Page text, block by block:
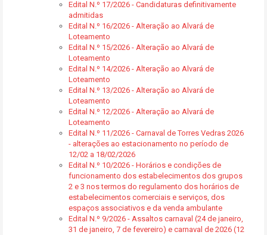
Edital N.º 17/2026 - Candidaturas definitivamente
admitidas
Edital N.º 16/2026 - Alteração ao Alvará de
Loteamento
Edital N.º 15/2026 - Alteração ao Alvará de
Loteamento
Edital N.º 14/2026 - Alteração ao Alvará de
Loteamento
Edital N.º 13/2026 - Alteração ao Alvará de
Loteamento
Edital N.º 12/2026 - Alteração ao Alvará de
Loteamento
Edital N.º 11/2026 - Carnaval de Torres Vedras 2026
- alterações ao estacionamento no período de
12/02 a 18/02/2026
Edital N.º 10/2026 - Horários e condições de
funcionamento dos estabelecimentos dos grupos
2 e 3 nos termos do regulamento dos horários de
estabelecimentos comerciais e serviços, dos
espaços associativos e da venda ambulante
Edital N.º 9/2026 - Assaltos carnaval (24 de janeiro,
31 de janeiro, 7 de fevereiro) e carnaval de 2026 (12